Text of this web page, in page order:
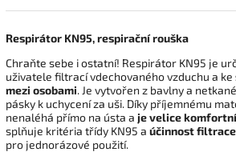
Respirátor KN95, respirační rouška
Chraňte sebe i ostatní! Respirátor KN95 je
uživatele filtrací vdechovaného vzduchu a ke
mezi osobami. Je vytvořen z bavlny a
pásky k uchycení za uši. Díky příjemnému
nenaléhá přímo na ústa a je velice komfortní
splňuje kritéria třídy KN95 a účinnost filtrace
pro jednorázové použití.